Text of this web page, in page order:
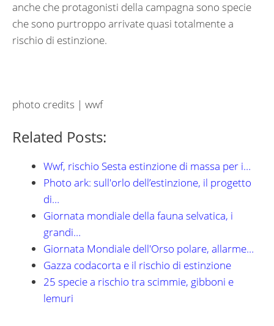
anche che protagonisti della campagna sono specie
che sono purtroppo arrivate quasi totalmente a
rischio di estinzione.
photo credits | wwf
Related Posts:
Wwf, rischio Sesta estinzione di massa per i…
Photo ark: sull'orlo dell’estinzione, il progetto
di…
Giornata mondiale della fauna selvatica, i
grandi…
Giornata Mondiale dell'Orso polare, allarme…
Gazza codacorta e il rischio di estinzione
25 specie a rischio tra scimmie, gibboni e
lemuri